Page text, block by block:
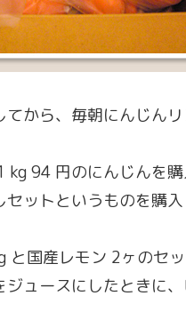
から、毎朝にんじん
kg 94 円のにんじんを
ットというものを購入
と国産レモン 2ヶのセ
ュースにしたときに